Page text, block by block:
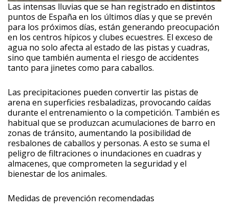
Las intensas lluvias que se han registrado en distintos
puntos de España en los últimos días y que se prevén
para los próximos días, están generando preocupación
en los centros hípicos y clubes ecuestres. El exceso de
agua no solo afecta al estado de las pistas y cuadras,
sino que también aumenta el riesgo de accidentes
tanto para jinetes como para caballos.
Las precipitaciones pueden convertir las pistas de
arena en superficies resbaladizas, provocando caídas
durante el entrenamiento o la competición. También es
habitual que se produzcan acumulaciones de barro en
zonas de tránsito, aumentando la posibilidad de
resbalones de caballos y personas. A esto se suma el
peligro de filtraciones o inundaciones en cuadras y
almacenes, que comprometen la seguridad y el
bienestar de los animales.
Medidas de prevención recomendadas